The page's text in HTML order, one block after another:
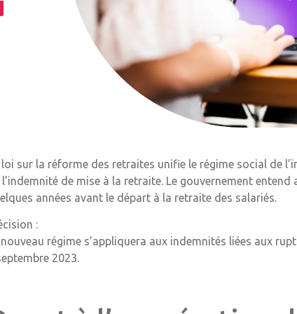
loi sur la réforme des retraites unifie le régime social de
l’indemnité de mise à la retraite. Le gouvernement
années avant le départ à la retraite des salariés.
:
régime s’appliquera aux indemnités liées aux
2023.